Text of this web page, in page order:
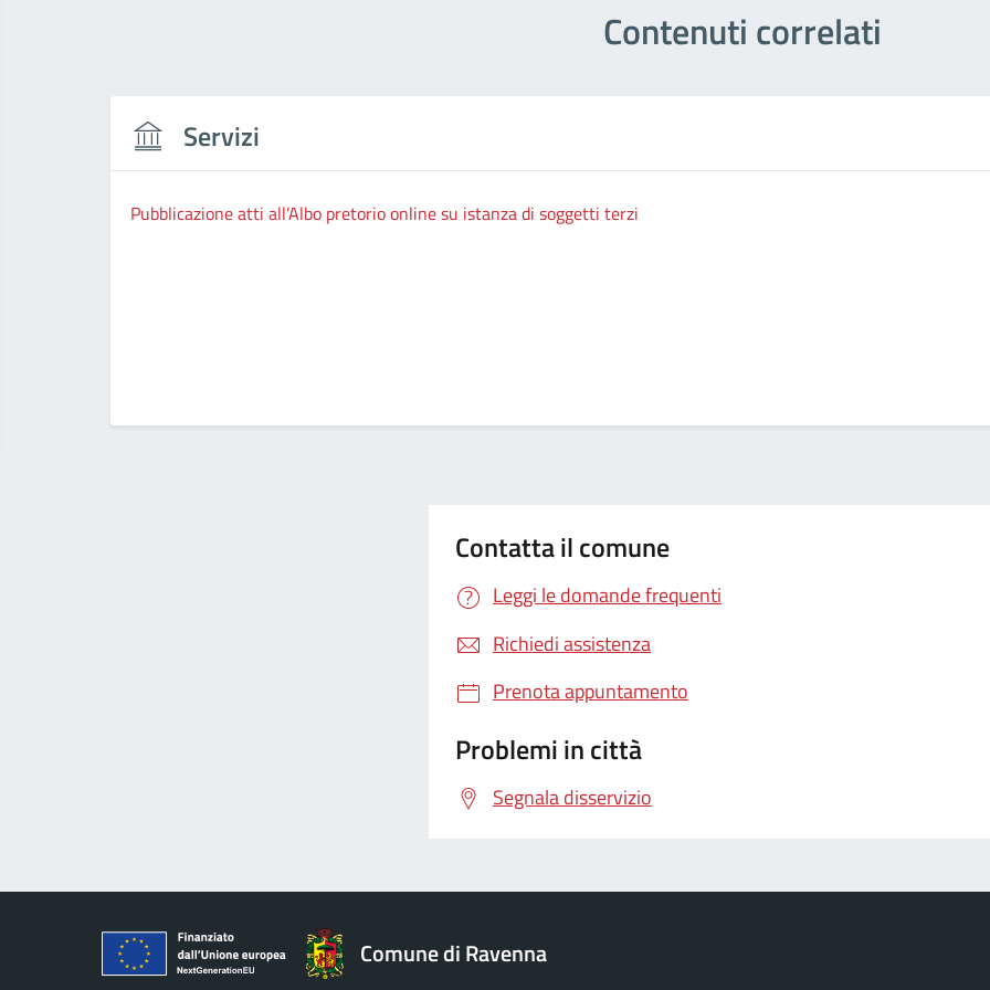
Contenuti correlati
Servizi
Pubblicazione atti all’Albo pretorio online su istanza di soggetti terzi
Contatta il comune
Leggi le domande frequenti
Richiedi assistenza
Prenota appuntamento
Problemi in città
Segnala disservizio
Comune di Ravenna